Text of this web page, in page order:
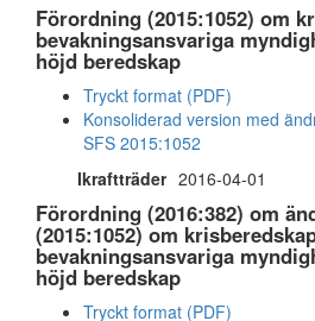
Förordning (2015:1052) om
bevakningsansvariga
höjd beredskap
Tryckt format (PDF)
Konsoliderad version med
SFS 2015:1052
Ikraftträder 2016-04-01
Förordning (2016:382) om
(2015:1052) om
bevakningsansvariga
höjd beredskap
Tryckt format (PDF)